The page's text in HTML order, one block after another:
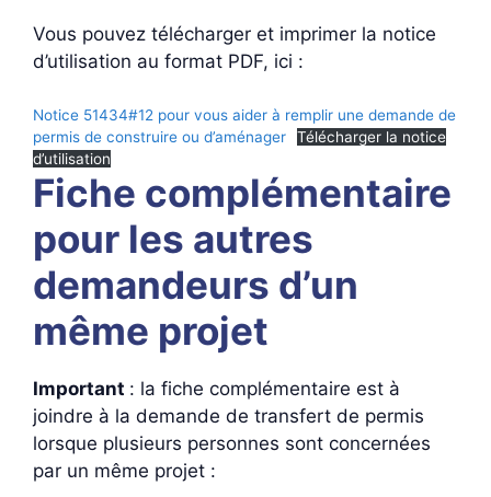
Vous pouvez télécharger et imprimer la notice
d’utilisation au format PDF, ici :
Notice 51434#12 pour vous aider à remplir une demande de
permis de construire ou d’aménager
Télécharger la notice
d’utilisation
Fiche complémentaire
pour les autres
demandeurs d’un
même projet
Important : la fiche complémentaire est à
joindre à la demande de transfert de permis
lorsque plusieurs personnes sont concernées
par un même projet :